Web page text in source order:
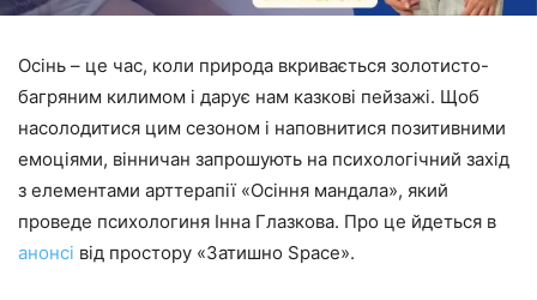
Осінь – це час, коли природа вкривається золотисто-
багряним килимом і дарує нам казкові пейзажі. Щоб
насолодитися цим сезоном і наповнитися позитивними
емоціями, вінничан запрошують на психологічний захід
з елементами арттерапії «Осіння мандала», який
проведе психологиня Інна Глазкова. Про це йдеться в
анонсі від простору «Затишно Space».